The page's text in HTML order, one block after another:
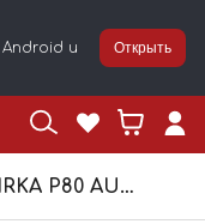
и
Открыть
Полоса шлифовальная MIRKA P80 AUTONET 70x420мм AE15105080